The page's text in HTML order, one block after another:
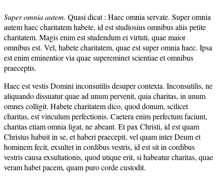
Super omnia autem. Quasi dicat : Haec omnia servate. Super omnia
autem haec charitatem habete, id est studiosius omnibus aliis petite
charitatem. Magis enim est studendum ei virtuti, quae maior
omnibus est. Vel, habete charitatem, quae est super omnia haec. Ipsa
est enim eminentior via quae supereminet scientiae et omnibus
praeceptis.
Haec est vestis Domini inconsutilis desuper contexta. Inconsutilis, ne
aliquando dissuatur quae ad unum pervenit, quia charitas, in unum
omnes colligit. Habete charitatem dico, quod donum, scilicet
charitas, est vinculum perfectionis. Caetera enim perfectum faciunt,
charitas etiam omnia ligat, ne abeant. Et pax Christi, id est quam
Christus habuit in se, et haberi praecepit, vel quam inter Deum et
hominem fecit, exsultet in cordibus vestris, id est sit in cordibus
vestris causa exsultationis, quod utique erit, si habeatur charitas, quae
veram habet pacem, quam puro corde custodit.